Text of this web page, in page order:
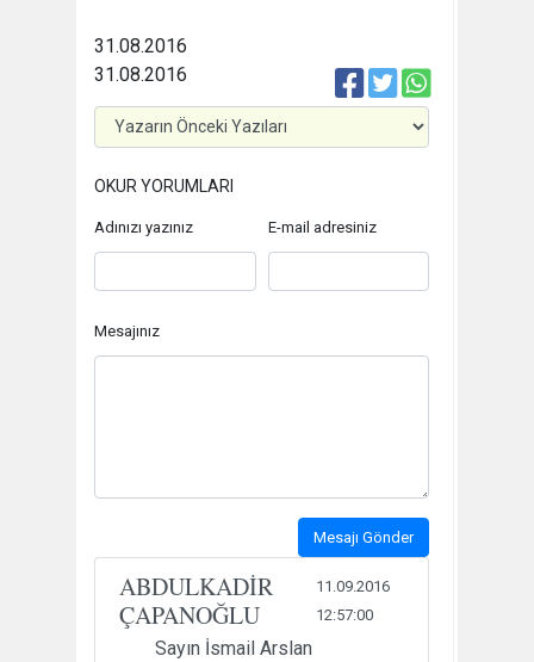
31.08.2016
31.08.2016
OKUR YORUMLARI
Adınızı yazınız E-mail adresiniz
Mesajınız
Mesajı Gönder
ABDULKADİR
ÇAPANOĞLU
11.09.2016
12:57:00
Sayın İsmail Arslan